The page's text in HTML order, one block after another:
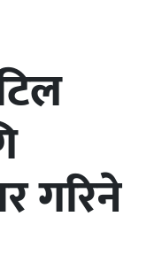
गरिने